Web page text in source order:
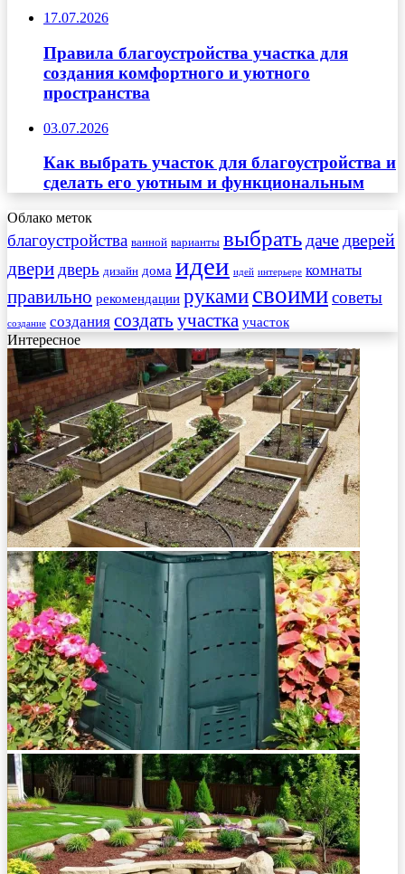
17.07.2026
Правила благоустройства участка для
создания комфортного и уютного
пространства
03.07.2026
Как выбрать участок для благоустройства и
сделать его уютным и функциональным
Облако меток
благоустройства ванной варианты выбрать даче дверей
двери дверь дизайн дома идеи идей интерьере комнаты
правильно рекомендации руками своимисоветы
создание создания создать участка участок
Интересное